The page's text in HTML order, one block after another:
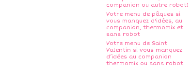
companion ou autre robot)
Votre menu de pâques si
vous manquez d'idées, au
companion, thermomix et
sans robot
Votre menu de Saint
Valentin si vous manquez
d’idées au companion
thermomix ou sans robot